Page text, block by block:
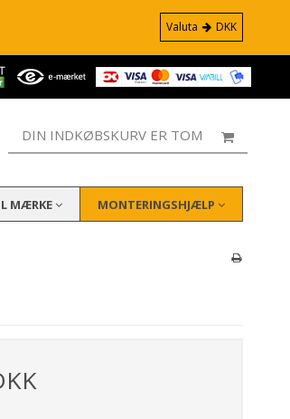
Valuta DKK
DIN INDKØBSKURV ER TOM
MÆRKE MONTERINGSHJÆLP